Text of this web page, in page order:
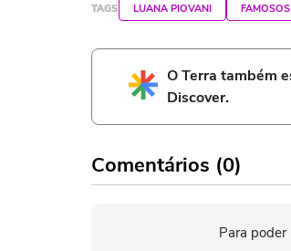
TAGS LUANA PIOVANI FAMOSOS
O Terra também
Discover.
Comentários (0)
Para poder